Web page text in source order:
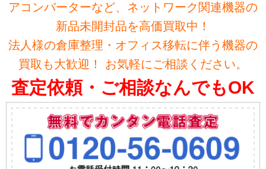
アコンバーターなど、ネットワーク関連機器の
新品未開封品を高価買取中！
法人様の倉庫整理・オフィス移転に伴う機器の
買取も大歓迎！ お気軽にご相談ください。
査定依頼・ご相談なんでもOK